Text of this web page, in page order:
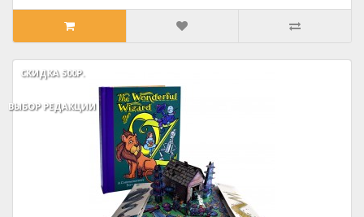
СКИДКА 500Р.
ВЫБОР РЕДАКЦИИ
СКИДКА 500Р.
ВЫБОР РЕДАКЦИИ